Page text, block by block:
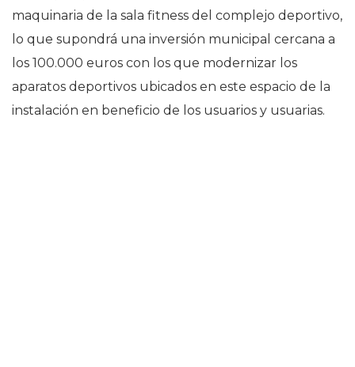
maquinaria de la sala fitness del complejo deportivo,
lo que supondrá una inversión municipal cercana a
los 100.000 euros con los que modernizar los
aparatos deportivos ubicados en este espacio de la
instalación en beneficio de los usuarios y usuarias.